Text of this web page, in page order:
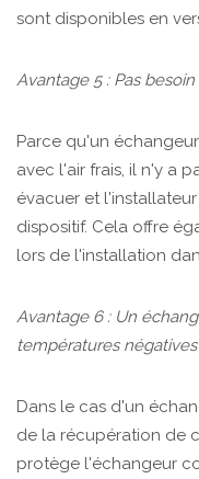
sont disponibles en
Avantage 5 : Pas
Parce qu'un
avec l'air frais, il n'y a
évacuer et
dispositif. Cela offre
lors de l'installation
Avantage 6 : Un
températures négatives
Dans le cas d'un
de la récupération de
protège l'échangeur